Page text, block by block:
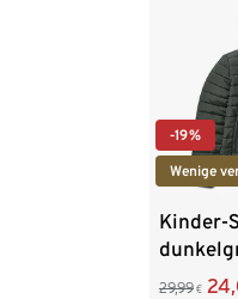
-19%
Wenige
Kinder-
29,99 €